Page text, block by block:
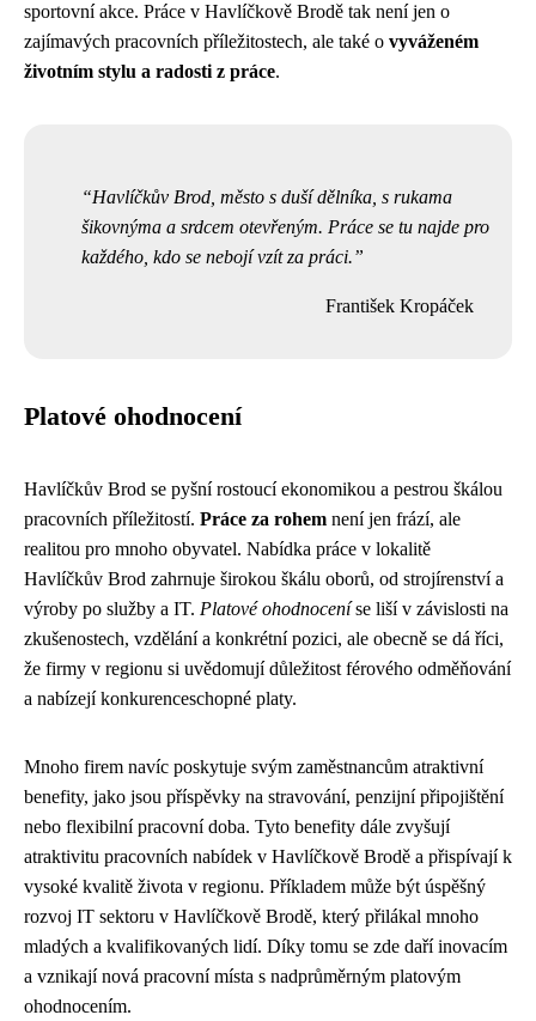
sportovní akce. Práce v Havlíčkově Brodě tak není jen o
zajímavých pracovních příležitostech, ale také o vyváženém
životním stylu a radosti z práce.
Havlíčkův Brod, město s duší dělníka, s rukama
šikovnýma a srdcem otevřeným. Práce se tu najde pro
každého, kdo se nebojí vzít za práci.
František Kropáček
Platové ohodnocení
Havlíčkův Brod se pyšní rostoucí ekonomikou a pestrou škálou
pracovních příležitostí. Práce za rohem není jen frází, ale
realitou pro mnoho obyvatel. Nabídka práce v lokalitě
Havlíčkův Brod zahrnuje širokou škálu oborů, od strojírenství a
výroby po služby a IT. Platové ohodnoceníse liší v závislosti na
zkušenostech, vzdělání a konkrétní pozici, ale obecně se dá říci,
že firmy v regionu si uvědomují důležitost férového odměňování
a nabízejí konkurenceschopné platy.
Mnoho firem navíc poskytuje svým zaměstnancům atraktivní
benefity, jako jsou příspěvky na stravování, penzijní připojištění
nebo flexibilní pracovní doba. Tyto benefity dále zvyšují
atraktivitu pracovních nabídek v Havlíčkově Brodě a přispívají k
vysoké kvalitě života v regionu. Příkladem může být úspěšný
rozvoj IT sektoru v Havlíčkově Brodě, který přilákal mnoho
mladých a kvalifikovaných lidí. Díky tomu se zde daří inovacím
a vznikají nová pracovní místa s nadprůměrným platovým
ohodnocením.